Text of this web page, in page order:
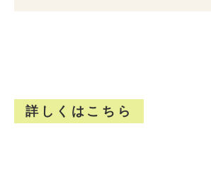
詳しくはこちら